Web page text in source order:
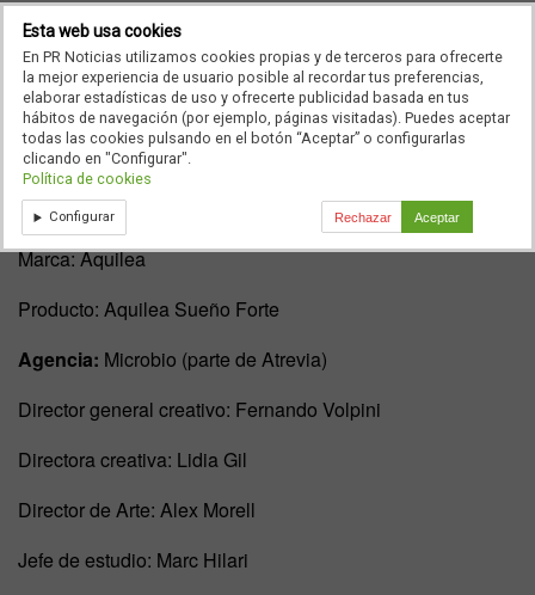
La campaña tiene presencia en televisión, televisión
conectada, medios digitales, redes sociales y puntos de
venta, con adaptaciones pensadas para generar
notoriedad y cercanía con el público.
Ficha técnica
Anunciante:
Marca: Aquilea
Producto: Aquilea Sueño Forte
Agencia: Microbio (parte de Atrevia)
Director general creativo: Fernando Volpini
Directora creativa: Lidia Gil
Director de Arte: Alex Morell
Jefe de estudio: Marc Hilari
Esta web usa cookies
En PR Noticias utilizamos cookies propias y de terceros para ofrecerte
la mejor experiencia de usuario posible al recordar tus preferencias,
elaborar estadísticas de uso y ofrecerte publicidad basada en tus
hábitos de navegación (por ejemplo, páginas visitadas). Puedes aceptar
todas las cookies pulsando en el botón “Aceptar” o configurarlas
clicando en "Configurar".
Política de cookies
Configurar Rechazar Aceptar